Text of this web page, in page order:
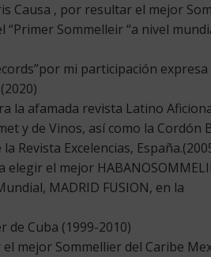
Causa , por resultar el mejor
Sommelleir “a nivel
mi participación
la afamada revista Latino
y de Vinos, así como la Cordón
Revista Excelencias,
el mejor
MADRID FUSION, en la
de Cuba (1999-2010)
mejor Sommellier del Caribe